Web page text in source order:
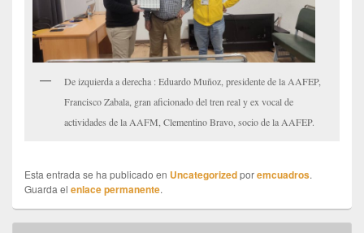
De izquierda a derecha : Eduardo Muñoz, presidente de la AAFEP,
Francisco Zabala, gran aficionado del tren real y ex vocal de
actividades de la AAFM, Clementino Bravo, socio de la AAFEP.
Esta entrada se ha publicado en Uncategorizedporemcuadros.
Guarda el enlace permanente.